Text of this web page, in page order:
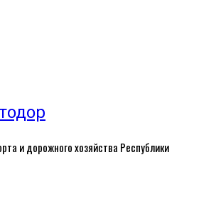
и дорожного хозяйства Республики